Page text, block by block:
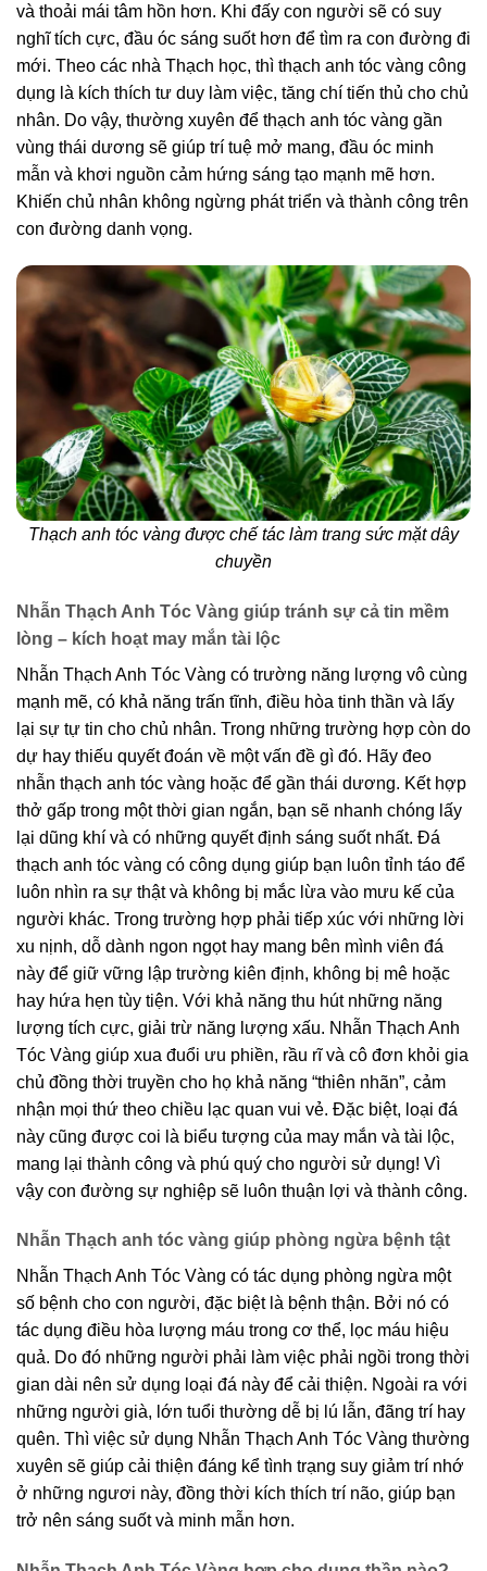
và thoải mái tâm hồn hơn. Khi đấy con người sẽ có suy
nghĩ tích cực, đầu óc sáng suốt hơn để tìm ra con đường đi
mới. Theo các nhà Thạch học, thì thạch anh tóc vàng công
dụng là kích thích tư duy làm việc, tăng chí tiến thủ cho chủ
nhân. Do vậy, thường xuyên để thạch anh tóc vàng gần
vùng thái dương sẽ giúp trí tuệ mở mang, đầu óc minh
mẫn và khơi nguồn cảm hứng sáng tạo mạnh mẽ hơn.
Khiến chủ nhân không ngừng phát triển và thành công trên
con đường danh vọng.
Thạch anh tóc vàng được chế tác làm trang sức mặt dây
chuyền
Nhẫn Thạch Anh Tóc Vàng giúp tránh sự cả tin mềm
lòng – kích hoạt may mắn tài lộc
Nhẫn Thạch Anh Tóc Vàng có trường năng lượng vô cùng
mạnh mẽ, có khả năng trấn tĩnh, điều hòa tinh thần và lấy
lại sự tự tin cho chủ nhân. Trong những trường hợp còn do
dự hay thiếu quyết đoán về một vấn đề gì đó. Hãy đeo
nhẫn thạch anh tóc vàng hoặc để gần thái dương. Kết hợp
thở gấp trong một thời gian ngắn, bạn sẽ nhanh chóng lấy
lại dũng khí và có những quyết định sáng suốt nhất. Đá
thạch anh tóc vàng có công dụng giúp bạn luôn tỉnh táo để
luôn nhìn ra sự thật và không bị mắc lừa vào mưu kế của
người khác. Trong trường hợp phải tiếp xúc với những lời
xu nịnh, dỗ dành ngon ngọt hay mang bên mình viên đá
này để giữ vững lập trường kiên định, không bị mê hoặc
hay hứa hẹn tùy tiện. Với khả năng thu hút những năng
lượng tích cực, giải trừ năng lượng xấu. Nhẫn Thạch Anh
Tóc Vàng giúp xua đuổi ưu phiền, rầu rĩ và cô đơn khỏi gia
chủ đồng thời truyền cho họ khả năng “thiên nhãn”, cảm
nhận mọi thứ theo chiều lạc quan vui vẻ. Đặc biệt, loại đá
này cũng được coi là biểu tượng của may mắn và tài lộc,
mang lại thành công và phú quý cho người sử dụng! Vì
vậy con đường sự nghiệp sẽ luôn thuận lợi và thành công.
Nhẫn Thạch anh tóc vàng giúp phòng ngừa bệnh tật
Nhẫn Thạch Anh Tóc Vàng có tác dụng phòng ngừa một
số bệnh cho con người, đặc biệt là bệnh thận. Bởi nó có
tác dụng điều hòa lượng máu trong cơ thể, lọc máu hiệu
quả. Do đó những người phải làm việc phải ngồi trong thời
gian dài nên sử dụng loại đá này để cải thiện. Ngoài ra với
những người già, lớn tuổi thường dễ bị lú lẫn, đãng trí hay
quên. Thì việc sử dụng Nhẫn Thạch Anh Tóc Vàng thường
xuyên sẽ giúp cải thiện đáng kể tình trạng suy giảm trí nhớ
ở những ngươi này, đồng thời kích thích trí não, giúp bạn
trở nên sáng suốt và minh mẫn hơn.